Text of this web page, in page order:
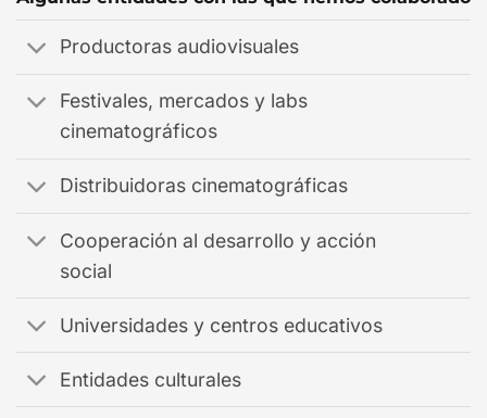
Productoras audiovisuales
Festivales, mercados y labs
cinematográficos
Distribuidoras cinematográficas
Cooperación al desarrollo y acción
social
Universidades y centros educativos
Entidades culturales